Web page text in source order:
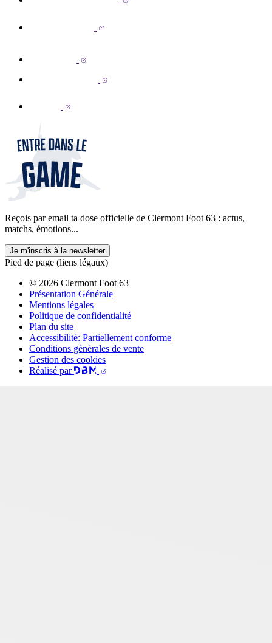
Reçois par email ta dose officielle de Clermont Foot 63 : actus,
matchs, émotions...
Je m'inscris à la newsletter
Pied de page (liens légaux)
© 2026 Clermont Foot 63
Présentation Générale
Mentions légales
Politique de confidentialité
Plan du site
Accessibilité: Partiellement conforme
Conditions générales de vente
Gestion des cookies
Réalisé par